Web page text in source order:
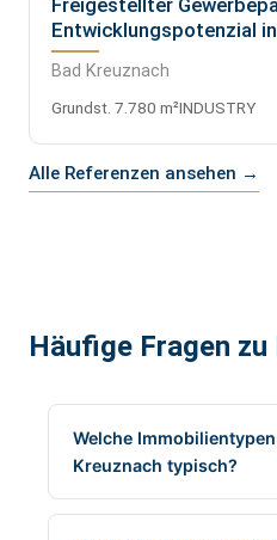
Entwicklungspotenzial
Bad Kreuznach
Grundst. 7.780 m²INDUSTRY
Alle Referenzen ansehen →
Häufige Fragen zu
Welche
Kreuznach typisch?